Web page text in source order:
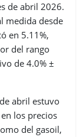
de abril 2026.
medida desde
en 5.11%,
del rango
de 4.0% ±
abril estuvo
los precios
del gasoil,